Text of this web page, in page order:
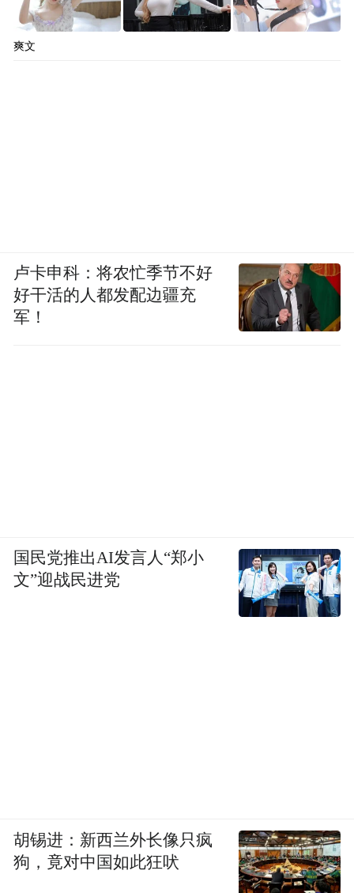
爽文
卢卡申科：将农忙季节不好
好干活的人都发配边疆充
军！
国民党推出AI发言人“郑小
文”迎战民进党
胡锡进：新西兰外长像只疯
狗，竟对中国如此狂吠